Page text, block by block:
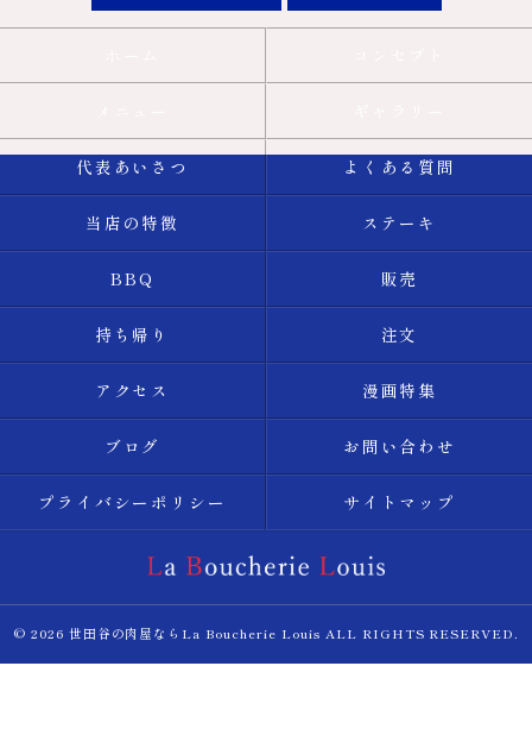
代表あいさつ よくある質問
当店の特徴 ステーキ
BBQ 販売
持ち帰り 注文
アクセス 漫画特集
ブログ お問い合わせ
プライバシーポリシー サイトマップ
© 2026 世田谷の肉屋ならLa Boucherie Louis ALL RIGHTS RESERVED.